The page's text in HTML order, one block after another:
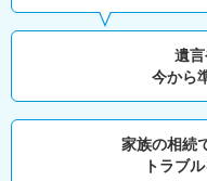
遺
今から
家族の相続
トラブ